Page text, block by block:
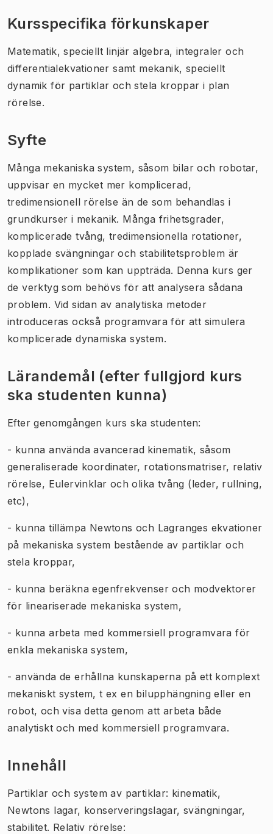
Kursspecifika förkunskaper
Matematik, speciellt linjär algebra, integraler och
differentialekvationer samt mekanik, speciellt
dynamik för partiklar och stela kroppar i plan
rörelse.
Syfte
Många mekaniska system, såsom bilar och robotar,
uppvisar en mycket mer komplicerad,
tredimensionell rörelse än de som behandlas i
grundkurser i mekanik. Många frihetsgrader,
komplicerade tvång, tredimensionella rotationer,
kopplade svängningar och stabilitetsproblem är
komplikationer som kan uppträda. Denna kurs ger
de verktyg som behövs för att analysera sådana
problem. Vid sidan av analytiska metoder
introduceras också programvara för att simulera
komplicerade dynamiska system.
Lärandemål (efter fullgjord kurs
ska studenten kunna)
Efter genomgången kurs ska studenten:
- kunna använda avancerad kinematik, såsom
generaliserade koordinater, rotationsmatriser, relativ
rörelse, Eulervinklar och olika tvång (leder, rullning,
etc),
- kunna tillämpa Newtons och Lagranges ekvationer
på mekaniska system bestående av partiklar och
stela kroppar,
- kunna beräkna egenfrekvenser och modvektorer
för lineariserade mekaniska system,
- kunna arbeta med kommersiell programvara för
enkla mekaniska system,
- använda de erhållna kunskaperna på ett komplext
mekaniskt system, t ex en bilupphängning eller en
robot, och visa detta genom att arbeta både
analytiskt och med kommersiell programvara.
Innehåll
Partiklar och system av partiklar: kinematik,
Newtons lagar, konserveringslagar, svängningar,
stabilitet. Relativ rörelse: